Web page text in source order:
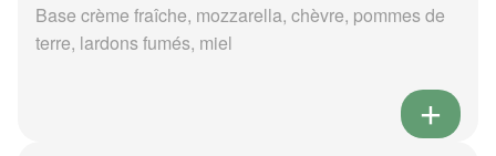
Base crème fraîche, mozzarella, chèvre, pommes de
terre, lardons fumés, miel